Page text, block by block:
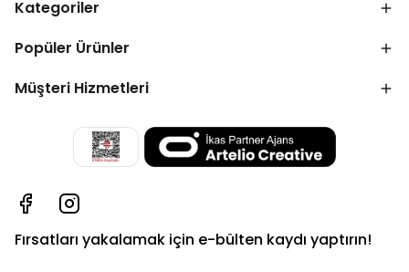
Kategoriler
Popüler Ürünler
Müşteri Hizmetleri
Fırsatları yakalamak için e-bülten kaydı yaptırın!